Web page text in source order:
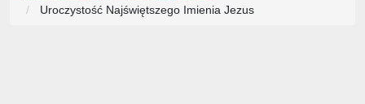
Uroczystość Najświętszego Imienia Jezus